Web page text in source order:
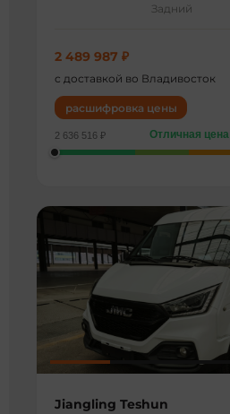
Задний
2 489 987 ₽
с доставкой во Владивосток
расшифровка цены
2 636 516 ₽ Отличная цена
Jiangling Teshun